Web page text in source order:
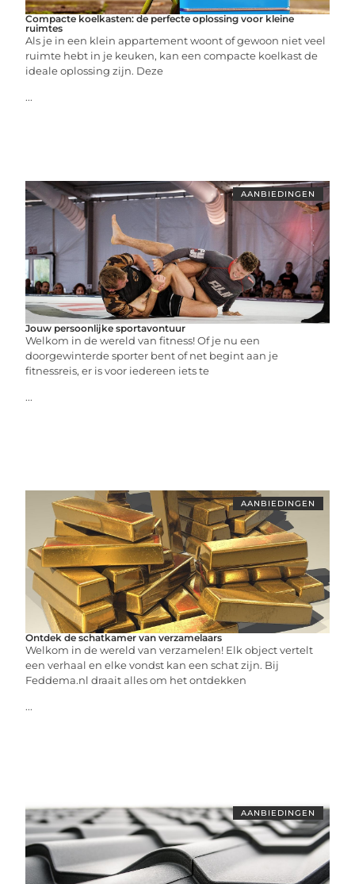
Compacte koelkasten: de perfecte oplossing voor kleine
ruimtes
Als je in een klein appartement woont of gewoon niet veel
ruimte hebt in je keuken, kan een compacte koelkast de
ideale oplossing zijn. Deze
...
AANBIEDINGEN
Jouw persoonlijke sportavontuur
Welkom in de wereld van fitness! Of je nu een
doorgewinterde sporter bent of net begint aan je
fitnessreis, er is voor iedereen iets te
...
AANBIEDINGEN
Ontdek de schatkamer van verzamelaars
Welkom in de wereld van verzamelen! Elk object vertelt
een verhaal en elke vondst kan een schat zijn. Bij
Feddema.nl draait alles om het ontdekken
...
AANBIEDINGEN